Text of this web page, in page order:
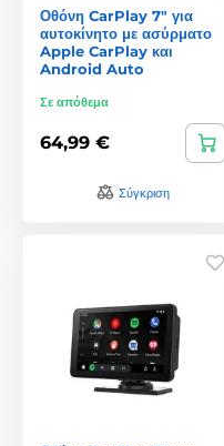
Οθόνη CarPlay 7" για
αυτοκίνητο με ασύρματο
Apple CarPlay και
Android Auto
Σε απόθεμα
64,99 €
Σύγκριση